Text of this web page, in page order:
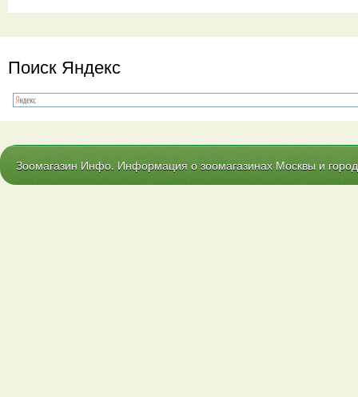
Поиск Яндекс
Зоомагазин Инфо. Информация о зоомагазинах Москвы и